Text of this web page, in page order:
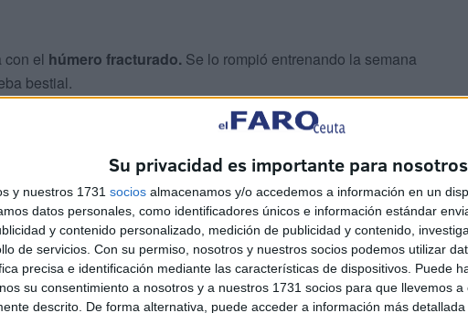
Su privacidad es importante para nosotros
y nuestros 1731 socios almacenamos y/o accedemos a información en un
datos personales, como identificadores únicos e información estándar
y contenido personalizado, medición de publicidad y contenido,
de servicios. Con su permiso, nosotros y nuestros socios podemos utilizar
precisa e identificación mediante las características de dispositivos. Puede
su consentimiento a nosotros y a nuestros 1731 socios para que llevemos
descrito. De forma alternativa, puede acceder a información más
con el húmero fracturado. Se lo rompió entrenando la semana
bestial.
”, comentó Romero acerca de los dolores tras ganar la
mención de honor a su amigo Alberto.